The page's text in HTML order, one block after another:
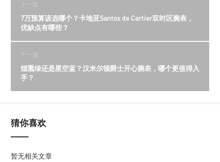
上一篇
7万预算该选哪个？卡地亚Santos de Cartier双时区腕表，
优缺点有哪些？
下一篇
烟熏绿还是星空蓝？汉米尔顿爵士开心腕表，哪个更值得入
手？
猜你喜欢
暂无相关文章